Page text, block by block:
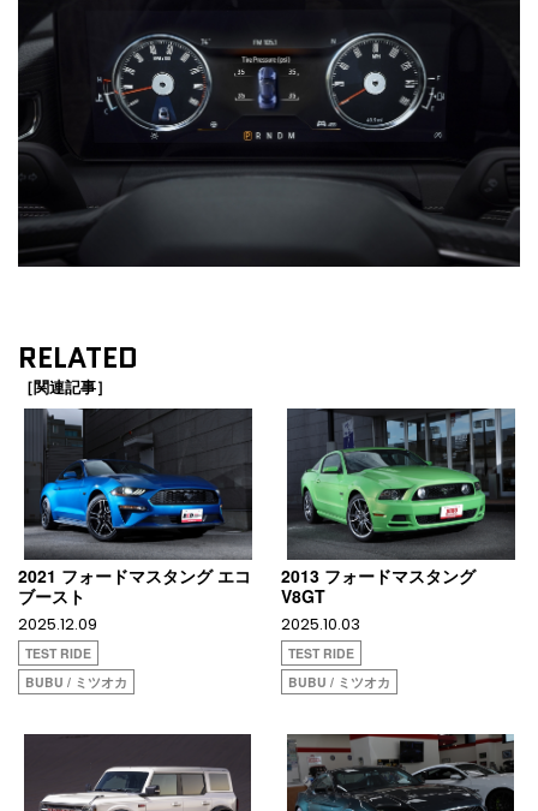
RELATED
［関連記事］
2021 フォードマスタング エコ
ブースト
2025.12.09
TEST RIDE
BUBU / ミツオカ
2013 フォードマスタング
V8GT
2025.10.03
TEST RIDE
BUBU / ミツオカ